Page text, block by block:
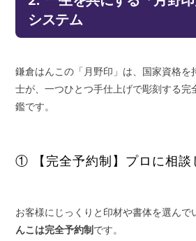
システム
鎌倉はんこの「月野印」は、国家資格を
士が、一つひとつ手仕上げで彫刻する完
鑑です。
① 【完全予約制】プロに相談
お客様にじっくりと印材や書体を選んで
んこは完全予約制です。